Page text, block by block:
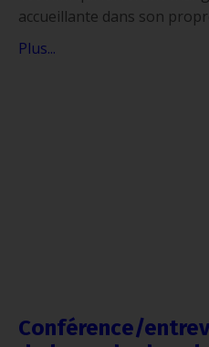
accueillante dans son
Plus...
Conférence/